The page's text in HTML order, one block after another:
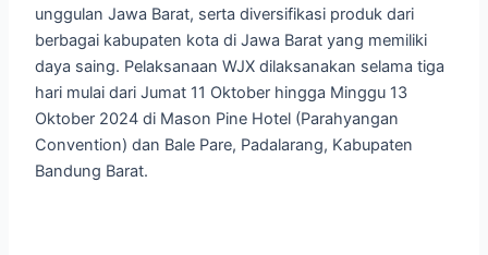
unggulan Jawa Barat, serta diversifikasi produk dari
berbagai kabupaten kota di Jawa Barat yang memiliki
daya saing. Pelaksanaan WJX dilaksanakan selama tiga
hari mulai dari Jumat 11 Oktober hingga Minggu 13
Oktober 2024 di Mason Pine Hotel (Parahyangan
Convention) dan Bale Pare, Padalarang, Kabupaten
Bandung Barat.